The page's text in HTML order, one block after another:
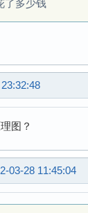
了多少钱
图？
03-28 11:45:04